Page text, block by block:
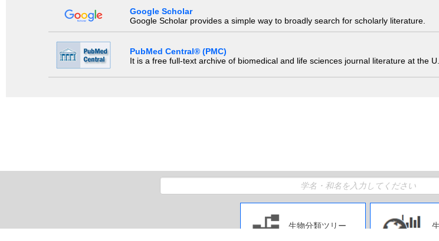
Google Scholar
Google Scholar provides a simple way to broadly search for scholarly literature.
PubMed Central® (PMC)
It is a free full-text archive of biomedical and life sciences journal literature at the
生物分類ツリー